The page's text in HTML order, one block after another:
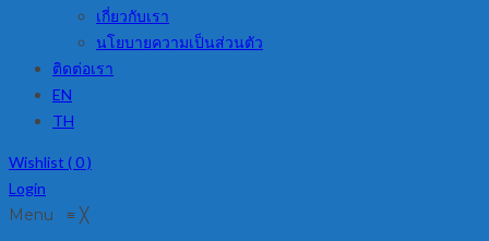
เกี่ยวกับเรา
นโยบายความเป็นส่วนตัว
ติดต่อเรา
EN
TH
Wishlist (0)
Login
Menu ≡ ╳